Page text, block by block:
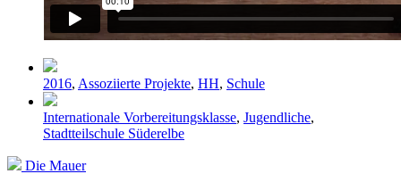
Veröffentlicht
in
2016, Assoziierte Projekte, HH, Schule
Schlagwörter
Internationale Vorbereitungsklasse, Jugendliche,
Stadtteilschule Süderelbe
Nächster
Die Mauer